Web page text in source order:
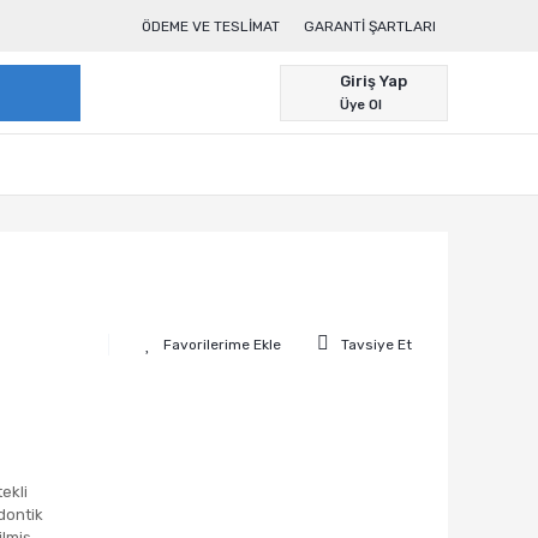
ÖDEME VE TESLIMAT GARANTI ŞARTLARI
Giriş Yap
Üye Ol
Tavsiye Et